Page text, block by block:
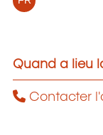
Quand a lieu
Contacter